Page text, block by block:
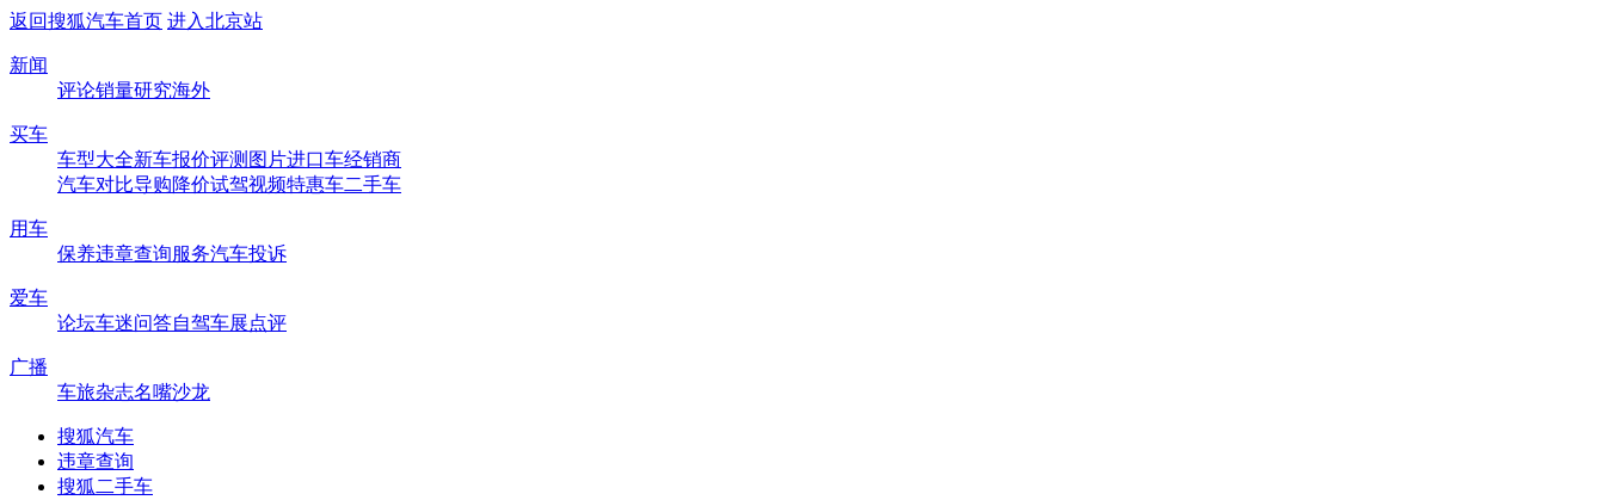
返回搜狐汽车首页 进入北京站
新闻
评论销量研究海外
买车
车型大全新车报价评测 图片进口车经销商
汽车对比导购降价试驾视频特惠车二手车
用车
保养违章查询服务汽车投诉
爱车
论坛车迷问答自驾车展点评
广播
车旅杂志名嘴沙龙
搜狐汽车
违章查询
搜狐二手车